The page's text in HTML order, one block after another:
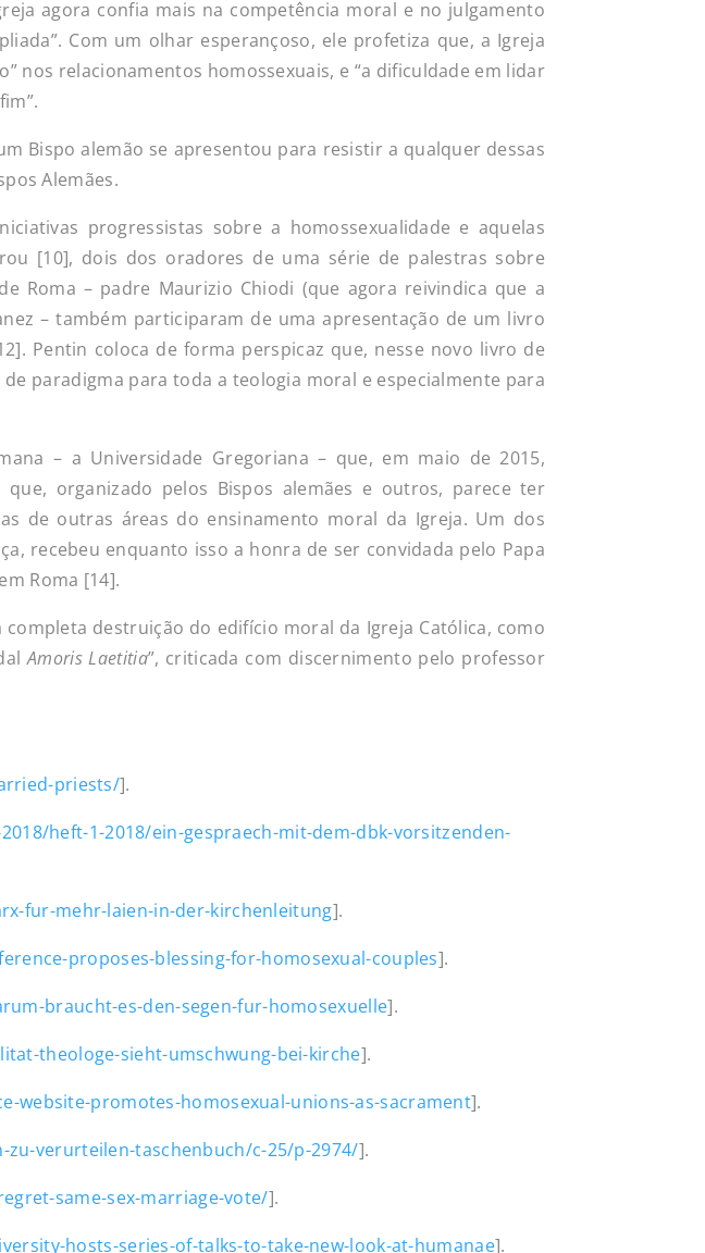
agora confia mais na competência moral e no julgamento
Com um olhar esperançoso, ele profetiza que, a Igreja
nos relacionamentos homossexuais, e “a dificuldade em lidar
Bispo alemão se apresentou para resistir a qualquer dessas
Alemães.
progressistas sobre a homossexualidade e aquelas
[10], dois dos oradores de uma série de palestras sobre
Roma – padre Maurizio Chiodi (que agora reivindica que a
– também participaram de uma apresentação de um livro
Pentin coloca de forma perspicaz que, nesse novo livro de
paradigma para toda a teologia moral e especialmente para
– a Universidade Gregoriana – que, em maio de 2015,
organizado pelos Bispos alemães e outros, parece ter
de outras áreas do ensinamento moral da Igreja. Um dos
recebeu enquanto isso a honra de ser convidada pelo Papa
Roma [14].
destruição do edifício moral da Igreja Católica, como
Amoris Laetitia”, criticada com discernimento pelo professor
priests/].
heft-1-2018/ein-gespraech-mit-dem-dbk-vorsitzenden-
fur-mehr-laien-in-der-kirchenleitung].
proposes-blessing-for-homosexual-couples].
braucht-es-den-segen-fur-homosexuelle].
theologe-sieht-umschwung-bei-kirche].
website-promotes-homosexual-unions-as-sacrament].
verurteilen-taschenbuch/c-25/p-2974/].
same-sex-marriage-vote/].
hosts-series-of-talks-to-take-new-look-at-humanae].